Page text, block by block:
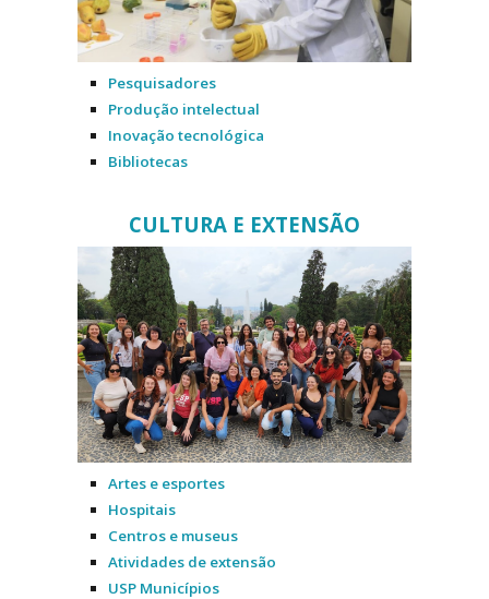
Pesquisadores
Produção intelectual
Inovação tecnológica
Bibliotecas
CULTURA E EXTENSÃO
Artes e esportes
Hospitais
Centros e museus
Atividades de extensão
USP Municípios